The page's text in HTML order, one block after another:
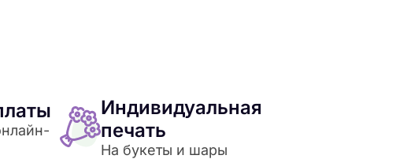
Индивидуальная
печать
На букеты и шары